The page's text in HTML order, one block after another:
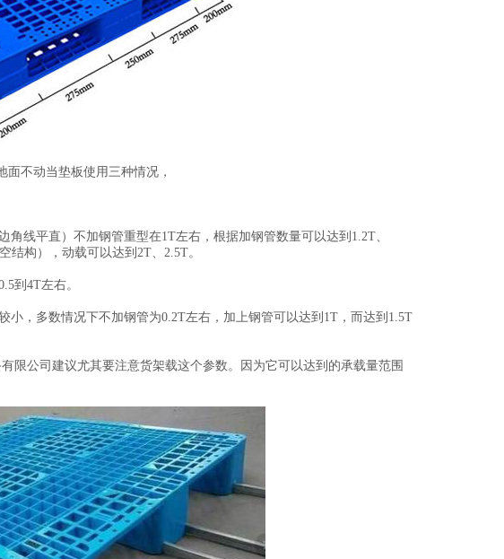
不动当垫板使用三种情况，
线平直）不加钢管重型在1T左右，根据加钢管数量可以达到1.2T、
结构），动载可以达到2T、2.5T。
到4T左右。
小，多数情况下不加钢管为0.2T左右，加上钢管可以达到1T，而达到1.5T
限公司建议尤其要注意货架载这个参数。因为它可以达到的承载量范围